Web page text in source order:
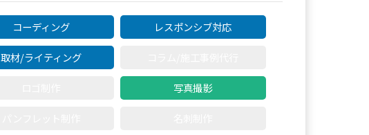
コーディング レスポンシブ対応
取材/ライティング
写真撮影